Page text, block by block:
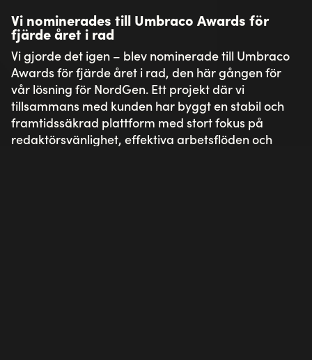
Vi nominerades till Umbraco Awards för
fjärde året i rad
Vi gjorde det igen – blev nominerade till Umbraco
Awards för fjärde året i rad, den här gången för
vår lösning för NordGen. Ett projekt där vi
tillsammans med kunden har byggt en stabil och
framtidssäkrad plattform med stort fokus på
redaktörsvänlighet, effektiva arbetsflöden och